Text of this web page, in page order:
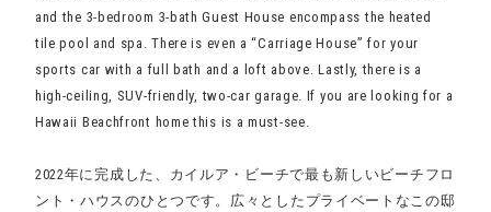
and the 3-bedroom 3-bath Guest House encompass the heated
tile pool and spa. There is even a “Carriage House” for your
sports car with a full bath and a loft above. Lastly, there is a
high-ceiling, SUV-friendly, two-car garage. If you are looking for a
Hawaii Beachfront home this is a must-see.
2022年に完成した、カイルア・ビーチで最も新しいビーチフロ
ント・ハウスのひとつです。広々としたプライベートなこの邸